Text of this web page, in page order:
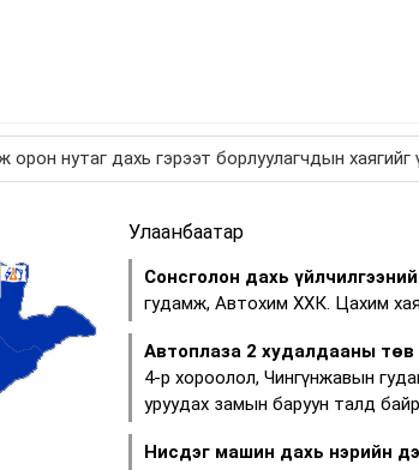
нутаг дахь гэрээт борлуулагчдын хаягийг
Улаанбаатар
Сонсголон дахь
гудамж, Автохим ХХК. Цахим
Автоплаза 2 худалдааны төв
4-р хороолол, Чингүнжавын
уруудах замын баруун талд
Нисдэг машин дахь нэрийн